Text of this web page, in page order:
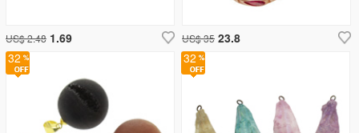
32
US$ 2.48 1.69
32
US$ 35 23.8